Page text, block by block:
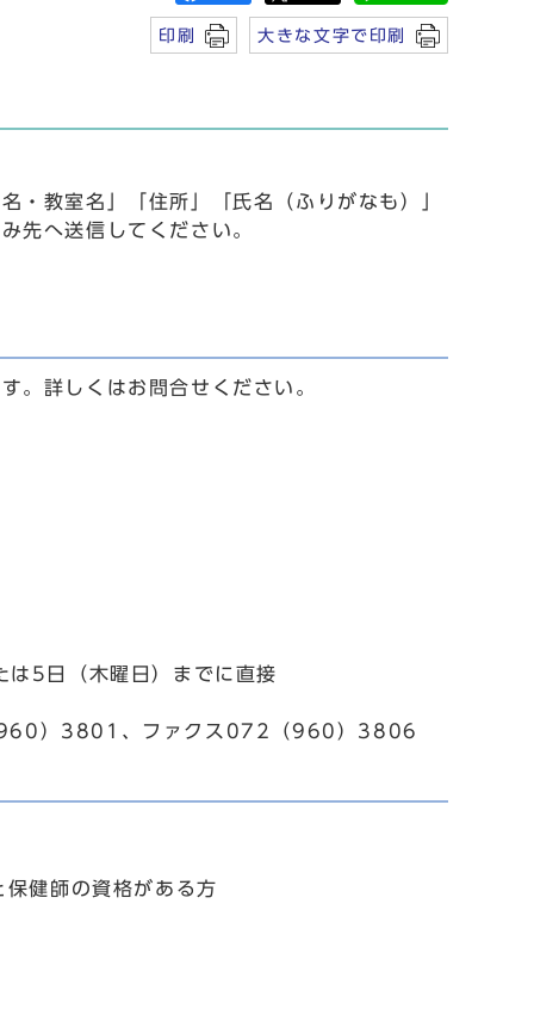
印刷 大きな文字で印刷
・教室名」「住所」「氏名（ふりがなも）」
先へ送信してください。
。詳しくはお問合せください。
は5日（木曜日）までに直接
）3801、ファクス072（960）3806
健師の資格がある方